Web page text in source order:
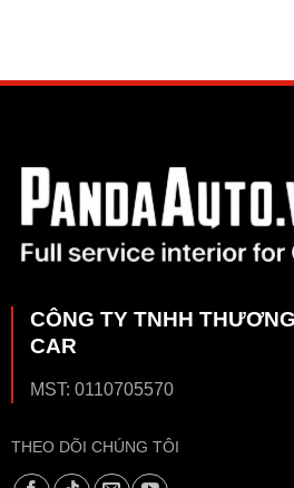
CÔNG TY TNHH
CAR
MST: 0110705570
THEO DÕI CHÚNG TÔI